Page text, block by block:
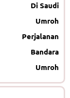
Di Saudi
Umroh
Perjalanan
Bandara
Umroh